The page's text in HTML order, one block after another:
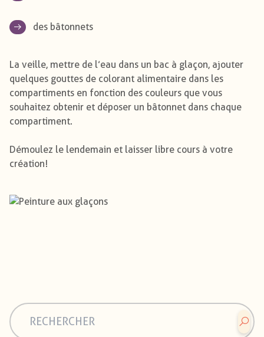
des bâtonnets
La veille, mettre de l’eau dans un bac à glaçon, ajouter
quelques gouttes de colorant alimentaire dans les
compartiments en fonction des couleurs que vous
souhaitez obtenir et déposer un bâtonnet dans chaque
compartiment.
Démoulez le lendemain et laisser libre cours à votre
création !